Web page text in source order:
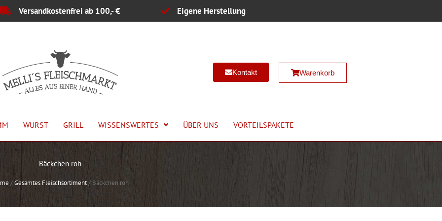
Versandkostenfrei ab 100,- € Eigene Herstellung
Kontakt Warenkorb
WURST GRILL WISSENSWERTES ÜBER UNS VORTEILSPAKETE
Bäckchen roh
/Gesamtes Fleischsortiment/ Bäckchen roh